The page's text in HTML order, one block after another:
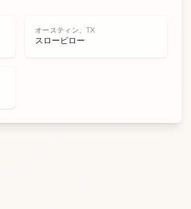
オースティン、TX
スローピロー